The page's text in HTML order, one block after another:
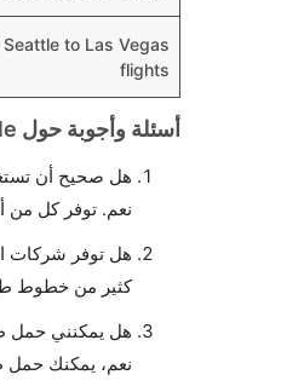
to Las Vegas
flights
أسئلة وأجوبة حول Seattle إلى Las Vegas الرحلات الجوية
هل صحيح أن
نعم. توفر كل من
هل توفر شركات
كثير من خطوط
هل يمكنني حمل
نعم، يمكنك حمل